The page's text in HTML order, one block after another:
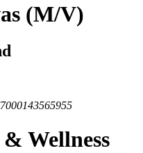
(M/V)
Wellness